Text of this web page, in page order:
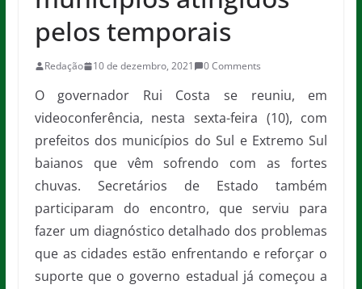
pelos temporais
Redação 10 de dezembro, 2021 0 Comments
O governador Rui Costa se reuniu, em
videoconferência, nesta sexta-feira (10), com
prefeitos dos municípios do Sul e Extremo Sul
baianos que vêm sofrendo com as fortes
chuvas. Secretários de Estado também
participaram do encontro, que serviu para
fazer um diagnóstico detalhado dos problemas
que as cidades estão enfrentando e reforçar o
suporte que o governo estadual já começou a